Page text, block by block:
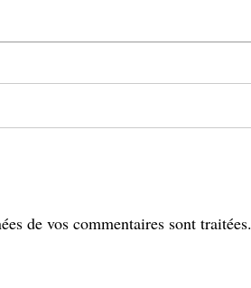
de vos commentaires sont traitées.